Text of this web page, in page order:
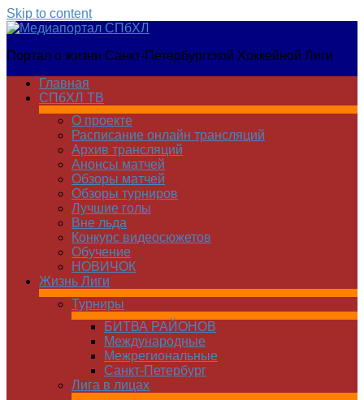
Skip to content
Медиапортал
Портал о жизни Санкт-Петербургской Хоккейной Лиги
Главная
СПбХЛ ТВ
О проекте
Расписание онлайн трансляций
Архив трансляций
Анонсы матчей
Обзоры матчей
Обзоры турниров
Лучшие голы
Вне льда
Конкурс видеосюжетов
Обучение
НОВИЧОК
Жизнь Лиги
Турниры
БИТВА РАЙОНОВ
Международные
Межрегиональные
Санкт-Петербург
Лига в лицах